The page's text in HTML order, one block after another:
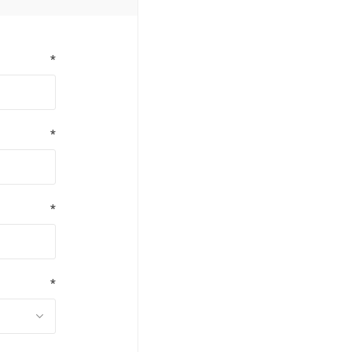
*
*
*
*